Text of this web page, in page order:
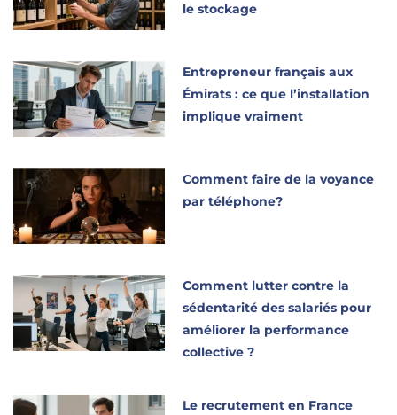
le stockage
Entrepreneur français aux
Émirats : ce que l’installation
implique vraiment
Comment faire de la voyance
par téléphone?
Comment lutter contre la
sédentarité des salariés pour
améliorer la performance
collective ?
Le recrutement en France